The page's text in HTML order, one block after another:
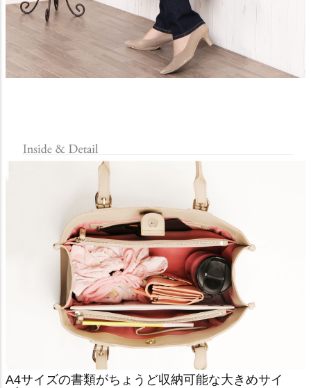
A4サイズの書類がちょうど収納可能な大きめサイ